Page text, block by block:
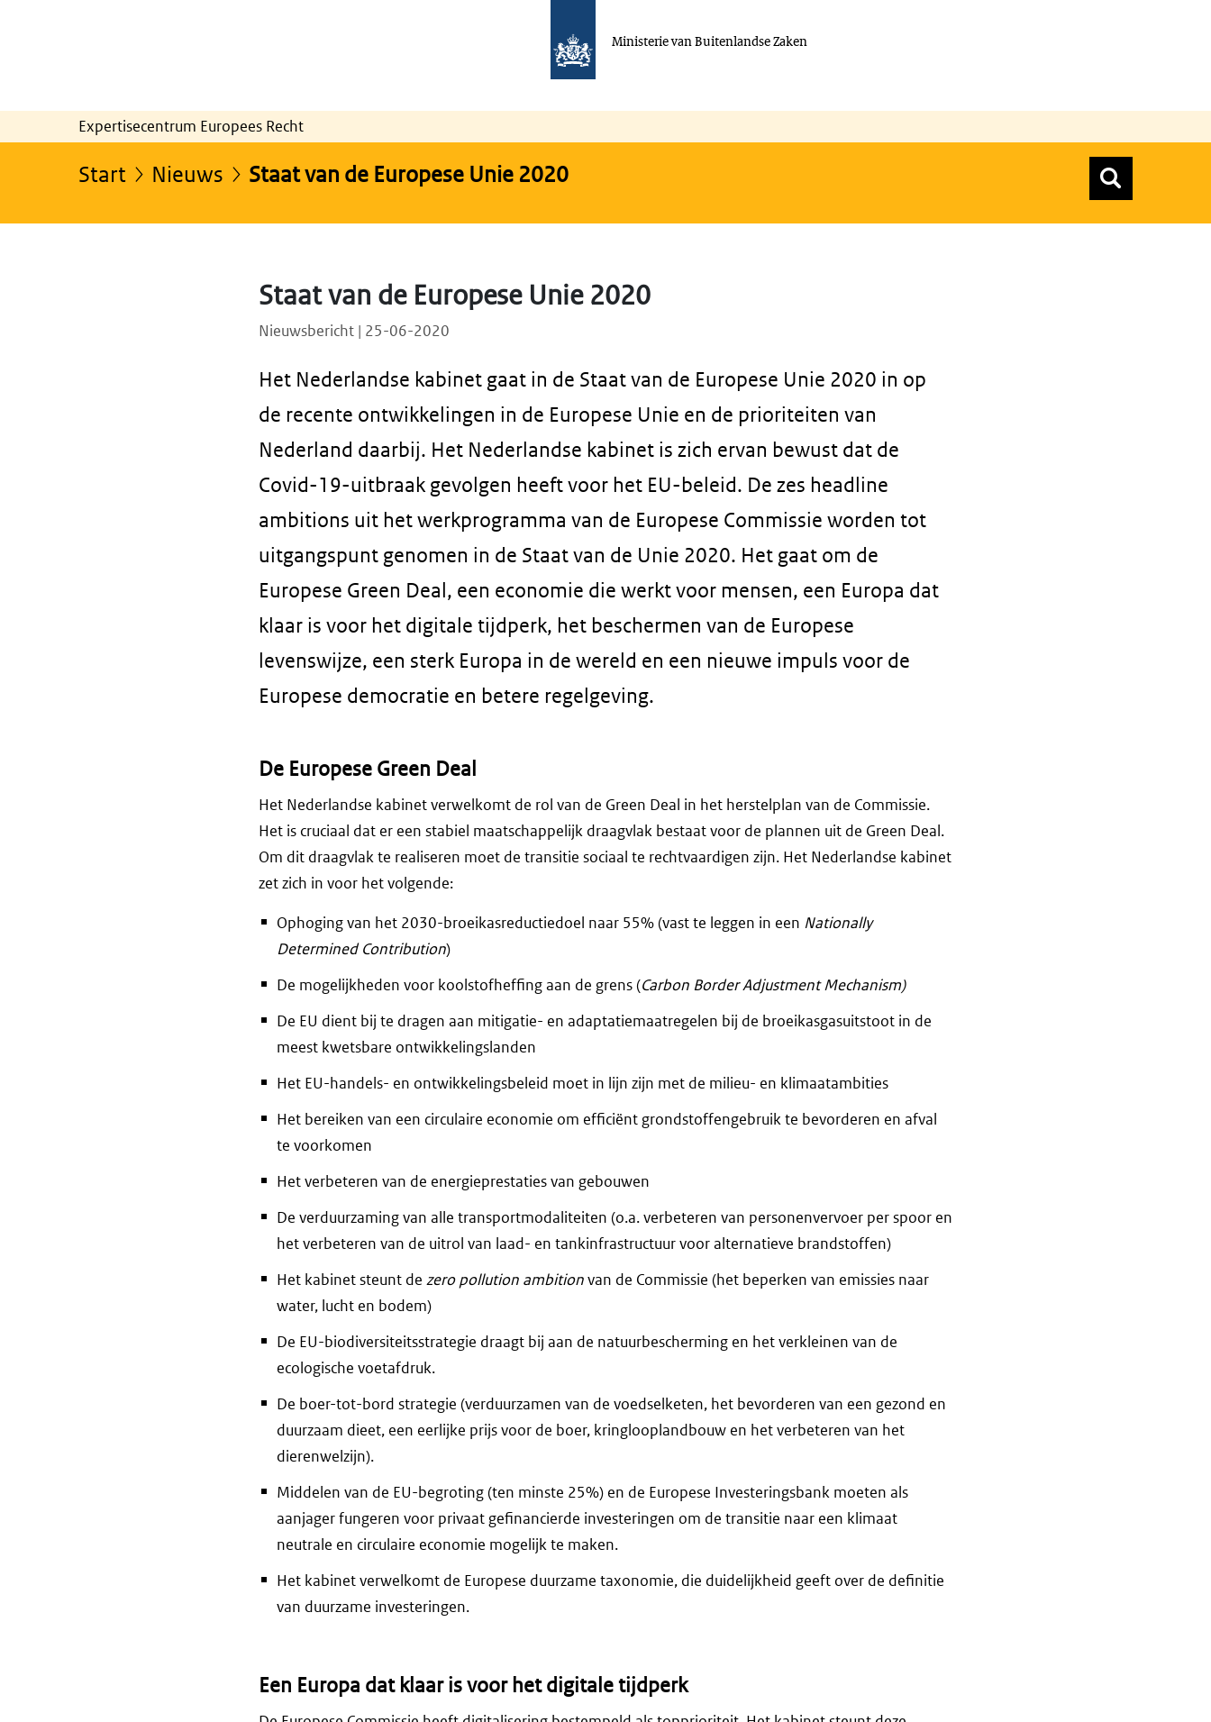
Ministerie van Buitenlandse Zaken
Expertisecentrum Europees Recht
Start Nieuws Staat van de Europese Unie 2020
Staat van de Europese Unie 2020
Nieuwsbericht | 25-06-2020
Het Nederlandse kabinet gaat in de Staat van de Europese Unie 2020 in op
de recente ontwikkelingen in de Europese Unie en de prioriteiten van
Nederland daarbij. Het Nederlandse kabinet is zich ervan bewust dat de
Covid-19-uitbraak gevolgen heeft voor het EU-beleid. De zes headline
ambitions uit het werkprogramma van de Europese Commissie worden tot
uitgangspunt genomen in de Staat van de Unie 2020. Het gaat om de
Europese Green Deal, een economie die werkt voor mensen, een Europa dat
klaar is voor het digitale tijdperk, het beschermen van de Europese
levenswijze, een sterk Europa in de wereld en een nieuwe impuls voor de
Europese democratie en betere regelgeving.
De Europese Green Deal
Het Nederlandse kabinet verwelkomt de rol van de Green Deal in het herstelplan van de Commissie.
Het is cruciaal dat er een stabiel maatschappelijk draagvlak bestaat voor de plannen uit de Green Deal.
Om dit draagvlak te realiseren moet de transitie sociaal te rechtvaardigen zijn. Het Nederlandse kabinet
zet zich in voor het volgende:
Ophoging van het 2030-broeikasreductiedoel naar 55% (vast te leggen in een Nationally
Determined Contribution)
De mogelijkheden voor koolstofheffing aan de grens (Carbon Border Adjustment Mechanism)
De EU dient bij te dragen aan mitigatie- en adaptatiemaatregelen bij de broeikasgasuitstoot in de
meest kwetsbare ontwikkelingslanden
Het EU-handels- en ontwikkelingsbeleid moet in lijn zijn met de milieu- en klimaatambities
Het bereiken van een circulaire economie om efficiënt grondstoffengebruik te bevorderen en afval
te voorkomen
Het verbeteren van de energieprestaties van gebouwen
De verduurzaming van alle transportmodaliteiten (o.a. verbeteren van personenvervoer per spoor en
het verbeteren van de uitrol van laad- en tankinfrastructuur voor alternatieve brandstoffen)
Het kabinet steunt de zero pollution ambitionvan de Commissie (het beperken van emissies naar
water, lucht en bodem)
De EU-biodiversiteitsstrategie draagt bij aan de natuurbescherming en het verkleinen van de
ecologische voetafdruk.
De boer-tot-bord strategie (verduurzamen van de voedselketen, het bevorderen van een gezond en
duurzaam dieet, een eerlijke prijs voor de boer, kringlooplandbouw en het verbeteren van het
dierenwelzijn).
Middelen van de EU-begroting (ten minste 25%) en de Europese Investeringsbank moeten als
aanjager fungeren voor privaat gefinancierde investeringen om de transitie naar een klimaat
neutrale en circulaire economie mogelijk te maken.
Het kabinet verwelkomt de Europese duurzame taxonomie, die duidelijkheid geeft over de definitie
van duurzame investeringen.
Een Europa dat klaar is voor het digitale tijdperk